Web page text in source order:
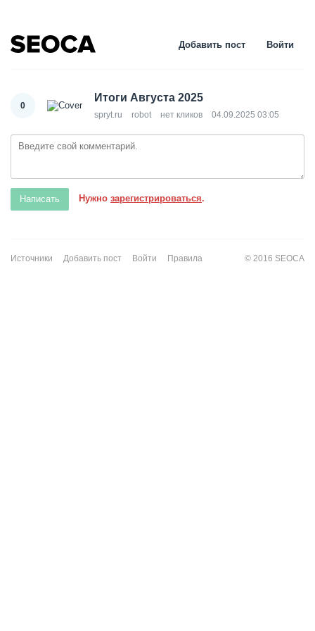
Добавить пост Войти
0
Итоги Августа 2025
spryt.ru robot нет кликов 04.09.2025 03:05
Нужно зарегистрироваться.
Источники Добавить пост Войти Правила © 2016 SEOCA